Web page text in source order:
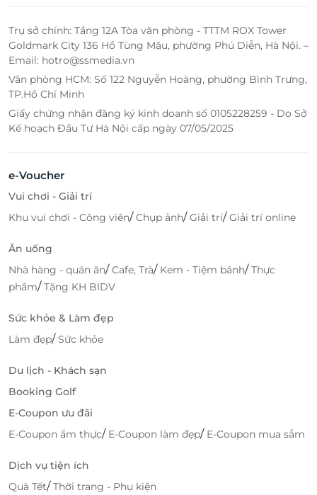
Trụ sở chính: Tầng 12A Tòa văn phòng - TTTM ROX Tower
Goldmark City 136 Hồ Tùng Mậu, phường Phú Diễn, Hà Nội. –
Email: hotro@ssmedia.vn
Văn phòng HCM: Số 122 Nguyễn Hoàng, phường Bình Trưng,
TP.Hồ Chí Minh
Giấy chứng nhận đăng ký kinh doanh số 0105228259 - Do Sở
Kế hoạch Đầu Tư Hà Nội cấp ngày 07/05/2025
e-Voucher
Vui chơi - Giải trí
Khu vui chơi - Công viên/Chụp ảnh/Giải trí/Giải trí online
Ăn uống
Nhà hàng - quán ăn/Cafe, Trà/ Kem - Tiệm bánh/Thực
phẩm/Tặng KH BIDV
Sức khỏe & Làm đẹp
Làm đẹp/Sức khỏe
Du lịch - Khách sạn
Booking Golf
E-Coupon ưu đãi
E-Coupon ẩm thực/ E-Coupon làm đẹp/ E-Coupon mua sắm
Dịch vụ tiện ích
Quà Tết/Thời trang - Phụ kiện